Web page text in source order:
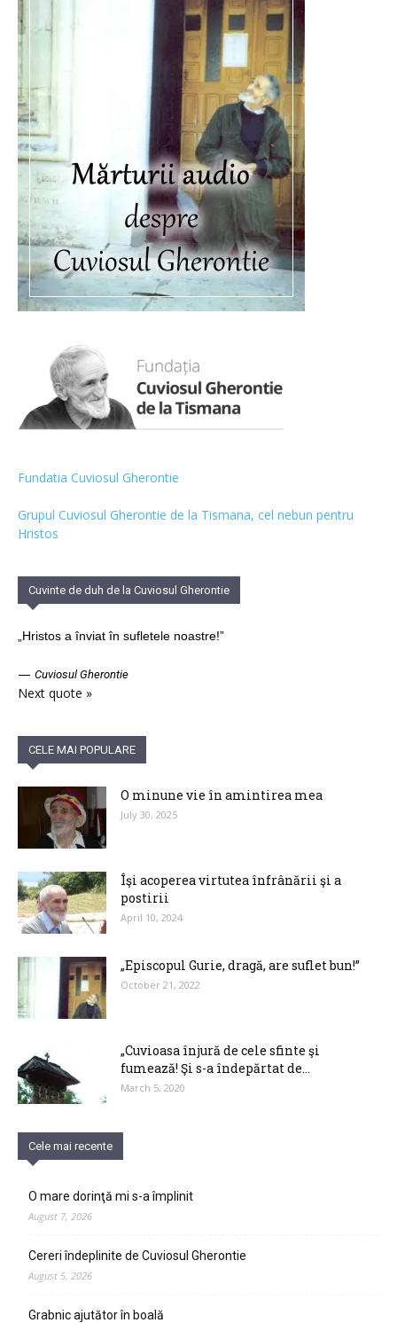
Fundatia Cuviosul Gherontie
Grupul Cuviosul Gherontie de la Tismana, cel nebun pentru
Hristos
Cuvinte de duh de la Cuviosul Gherontie
„Hristos a înviat în sufletele noastre!”
— Cuviosul Gherontie
Next quote »
CELE MAI POPULARE
O minune vie în amintirea mea
July 30, 2025
Îşi acoperea virtutea înfrânării şi a
postirii
April 10, 2024
„Episcopul Gurie, dragă, are suflet bun!”
October 21, 2022
„Cuvioasa înjură de cele sfinte şi
fumează! Şi s-a îndepărtat de...
March 5, 2020
Cele mai recente
O mare dorinţă mi s-a împlinit
August 7, 2026
Cereri îndeplinite de Cuviosul Gherontie
August 5, 2026
Grabnic ajutător în boală